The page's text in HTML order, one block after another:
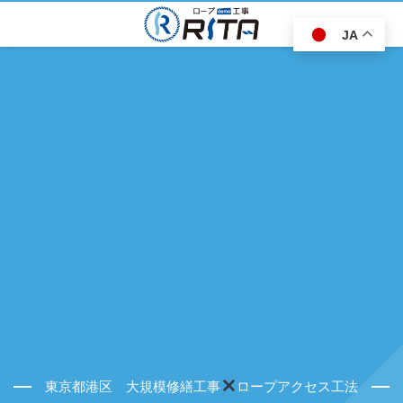
東京都港区 大規模修繕工事 ロープアクセス工法
JA